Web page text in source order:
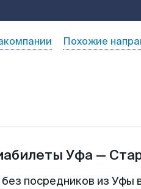
Похожие
Уфа —
посредников из Уфы